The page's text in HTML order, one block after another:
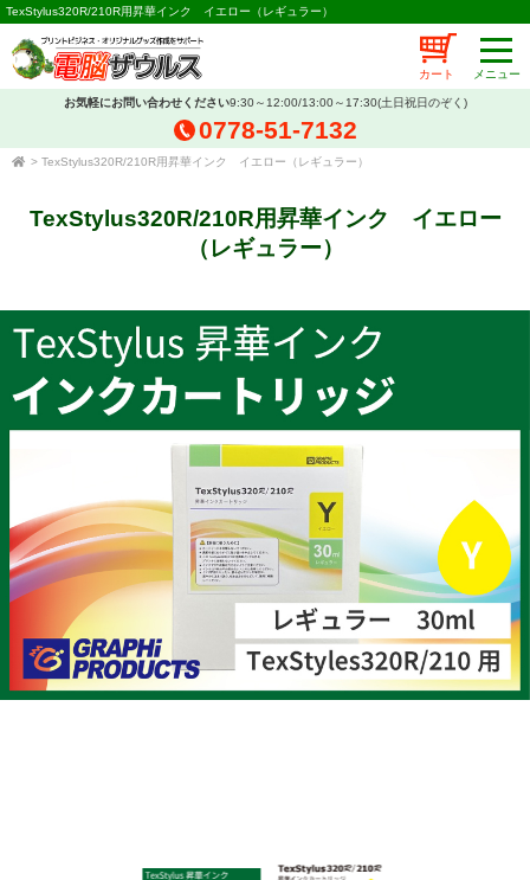
TexStylus320R/210R用昇華インク イエロー（レギュラー）
カート
お気軽にお問い合わせください9:30～12:00/13:00～17:30(土日祝日のぞく)
0778-51-7132
> TexStylus320R/210R用昇華インク イエロー（レギュラー）
TexStylus320R/210R用昇華インク イエロー
（レギュラー）